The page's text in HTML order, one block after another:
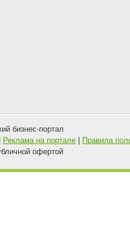
бизнес-портал
Реклама на портале
Правила
офертой